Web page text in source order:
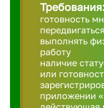
готовность
выполнять
работу
наличие
или
приложении